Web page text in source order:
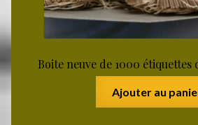
Boite neuve de 1000 étiquettes
Ajouter au